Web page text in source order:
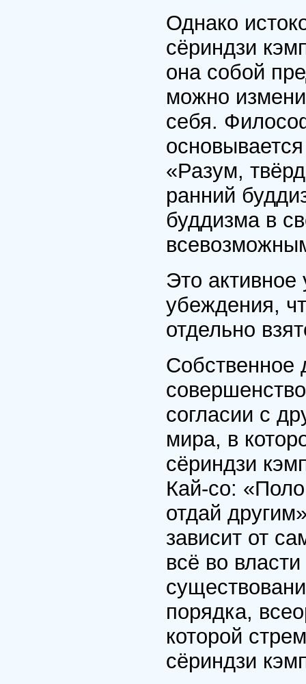
Однако
сёриндзи
она собой
можно
себя.
«Разум,
ранний
буддизма в
Это
убеждения,
отдельно
Собственное
согласии с
мира, в
сёриндзи
Кай-со:
отдай
зависит от
всё во
порядка,
которой
сёриндзи